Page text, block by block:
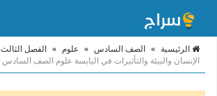
الرئيسية » الصف السادس » علوم » الفصل الثالث
الإنسان والبيئة والتأثيرات في اليابسة علوم الصف السادس